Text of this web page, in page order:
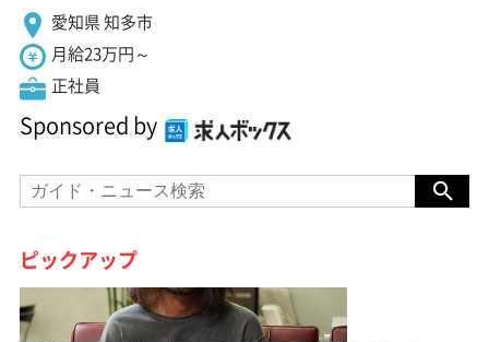
愛知県 知多市
月給23万円～
正社員
Sponsored by
ピックアップ